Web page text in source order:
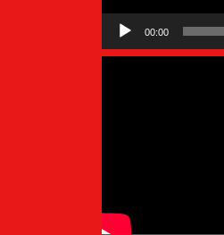
00:00